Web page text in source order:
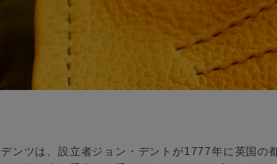
デンツは、設立者ジョン・デントが1777年に英国の